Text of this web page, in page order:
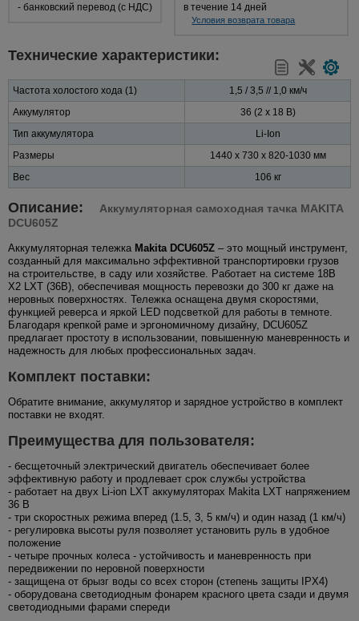
- банковский перевод (с НДС)
в течение 14 дней
Условия возврата товара
Технические характеристики:
Частота холостого хода (1)
1,5 / 3,5 // 1,0 км/ч
Аккумулятор
36 (2 х 18 В)
Тип аккумулятора
Li-Ion
Размеры
1440 x 730 x 820-1030 мм
Вес
106 кг
Описание:
Аккумуляторная самоходная тачка MAKITA
DCU605Z
Аккумуляторная тележка Makita DCU605Z – это мощный инструмент,
созданный для максимально эффективной транспортировки грузов
на строительстве, в саду или хозяйстве. Работает на системе 18В
X2 LXT (36В), обеспечивая мощность перевозки до 300 кг даже на
неровных поверхностях. Тележка оснащена двумя скоростями,
функцией реверса и яркой LED подсветкой для работы в темноте.
Благодаря крепкой раме и эргономичному дизайну, DCU605Z
предлагает простоту в использовании, повышенную маневренность и
надежность для любых профессиональных задач.
Комплект поставки:
Обратите внимание, аккумулятор и зарядное устройство в комплект
поставки не входят.
Преимущества для пользователя:
- бесщеточный электрический двигатель обеспечивает более
эффективную работу и продлевает срок службы устройства
- работает на двух Li-ion LXT аккумуляторах Makita LXT напряжением
36 В
- три скоростных режима вперед (1.5, 3, 5 км/ч) и один назад (1 км/ч)
- регулировка высоты руля позволяет установить руль в удобное
положение
- четыре прочных колеса - устойчивость и маневренность при
передвижении по неровной поверхности
- защищена от брызг воды со всех сторон (степень защиты IPX4)
- оборудована светодиодным фонарем красного цвета сзади и двумя
светодиодными фарами спереди